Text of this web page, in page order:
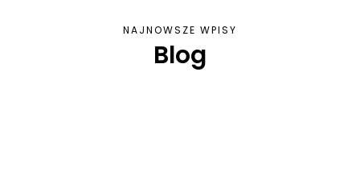
NAJNOWSZE WPISY
Blog